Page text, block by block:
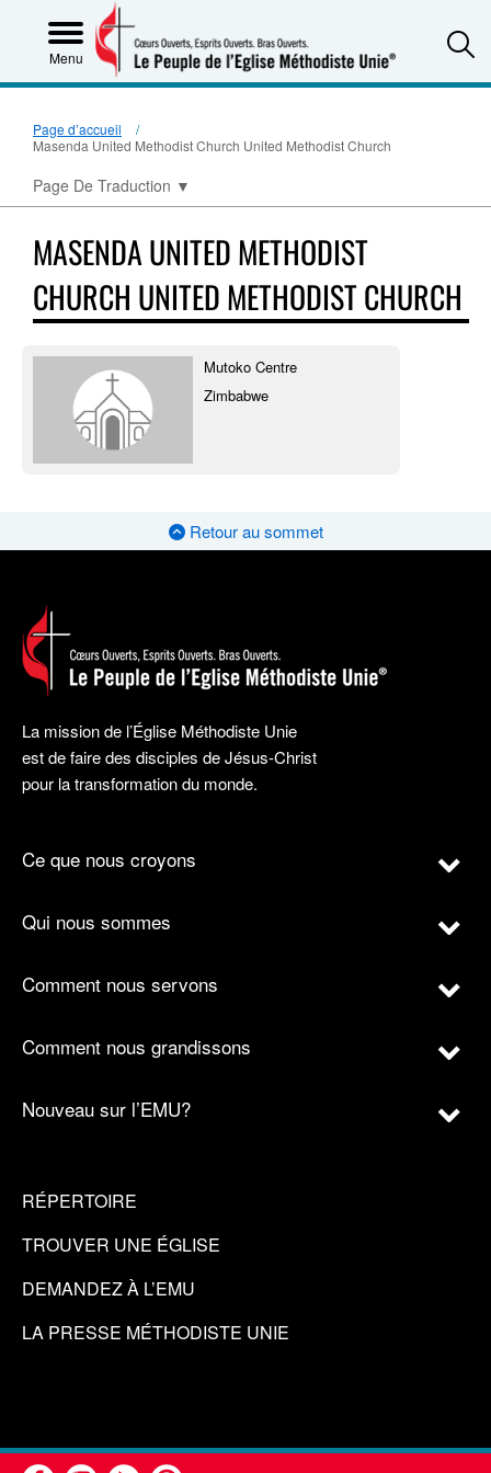
Menu
Page d’accueil
Masenda United Methodist Church United Methodist Church
Page De Traduction ▼
MASENDA UNITED METHODIST
CHURCH UNITED METHODIST CHURCH
Mutoko Centre
Zimbabwe
Retour au sommet
La mission de l’Église Méthodiste Unie
est de faire des disciples de Jésus-Christ
pour la transformation du monde.
Ce que nous croyons
Qui nous sommes
Comment nous servons
Comment nous grandissons
Nouveau sur l’EMU?
RÉPERTOIRE
TROUVER UNE ÉGLISE
DEMANDEZ À L’EMU
LA PRESSE MÉTHODISTE UNIE